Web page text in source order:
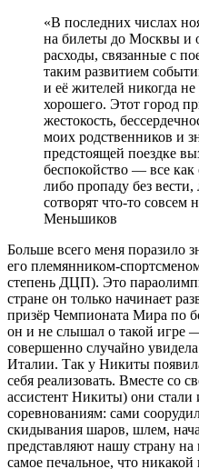
«В последних числах
на билеты до Москвы и
расходы, связанные с
таким развитием
и её жителей никогда
хорошего. Этот город
жестокость,
моих родственников и
предстоящей поездке
беспокойство — все как
либо пропаду без
сотворят что-то совсем
Меньшиков
Больше всего меня поразило
его племянником-
степень ДЦП). Это
стране он только начинает
призёр Чемпионата Мира по
он и не слышал о такой игре
совершенно случайно
Италии. Так у Никиты
себя реализовать. Вместе со
ассистент Никиты) они стали
соревнованиям: сами
скидывания шаров, шлем,
представляют нашу страну
самое печальное, что